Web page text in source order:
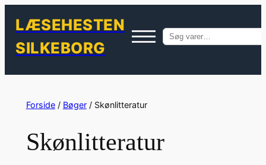
LÆSEHESTEN
SILKEBORG
Søg
indhold
Forside/ Bøger/ Skønlitteratur
Skønlitteratur